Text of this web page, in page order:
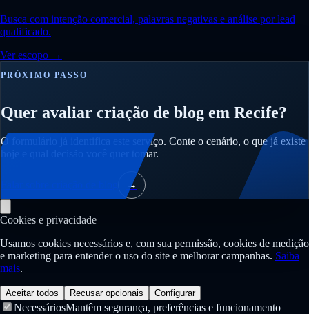
Busca com intenção comercial, palavras negativas e análise por lead
qualificado.
Ver escopo →
PRÓXIMO PASSO
Quer avaliar criação de blog em Recife?
O formulário já identifica este serviço. Conte o cenário, o que já existe
hoje e qual decisão você quer tomar.
→
Cookies e privacidade
Usamos cookies necessários e, com sua permissão, cookies de medição
e marketing para entender o uso do site e melhorar campanhas. Saiba
mais.
Aceitar todos Recusar opcionais Configurar
NecessáriosMantêm segurança, preferências e funcionamento